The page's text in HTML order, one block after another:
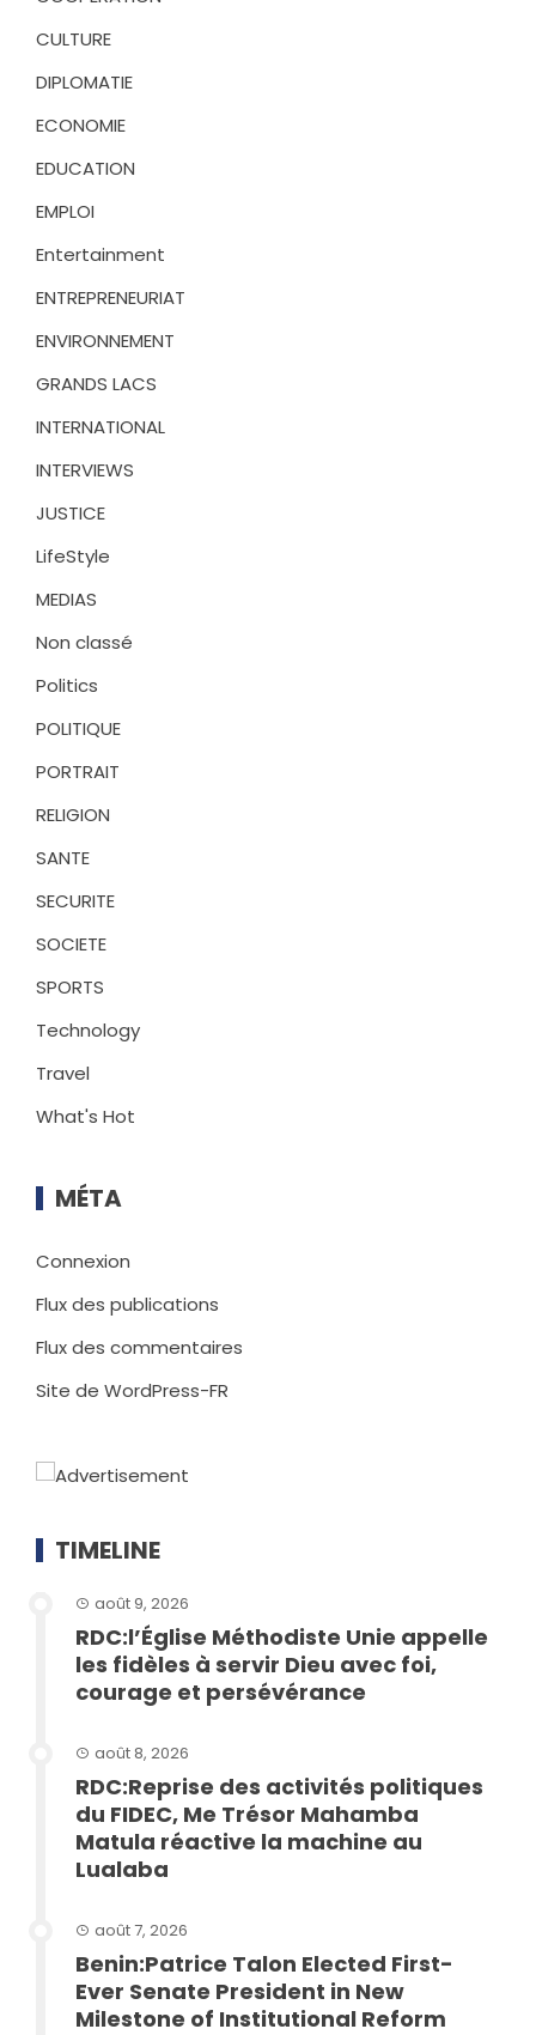
CULTURE
DIPLOMATIE
ECONOMIE
EDUCATION
EMPLOI
Entertainment
ENTREPRENEURIAT
ENVIRONNEMENT
GRANDS LACS
INTERNATIONAL
INTERVIEWS
JUSTICE
LifeStyle
MEDIAS
Non classé
Politics
POLITIQUE
PORTRAIT
RELIGION
SANTE
SECURITE
SOCIETE
SPORTS
Technology
Travel
What's Hot
MÉTA
Connexion
Flux des publications
Flux des commentaires
Site de WordPress-FR
TIMELINE
août 9, 2026
RDC:l’Église Méthodiste Unie appelle
les fidèles à servir Dieu avec foi,
courage et persévérance
août 8, 2026
RDC:Reprise des activités politiques
du FIDEC, Me Trésor Mahamba
Matula réactive la machine au
Lualaba
août 7, 2026
Benin:Patrice Talon Elected First-
Ever Senate President in New
Milestone of Institutional Reform